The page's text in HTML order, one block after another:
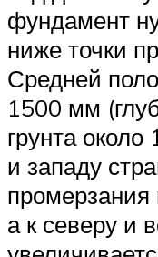
фундамент
ниже точки
Средней
1500 мм
грунта
и западу
промерзания
а к северу и